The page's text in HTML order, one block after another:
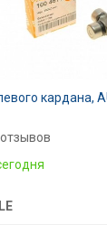
кардана,